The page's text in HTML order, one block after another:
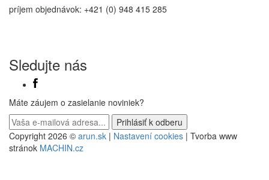
príjem objednávok: +421 (0) 948 415 285
Sledujte nás
Máte záujem o zasielanie noviniek?
Copyright 2026 © arun.sk | Nastavení cookies | Tvorba www
stránok MACHIN.cz